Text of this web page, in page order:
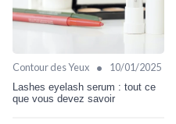
Contour des Yeux • 10/01/2025
Lashes eyelash serum : tout ce
que vous devez savoir